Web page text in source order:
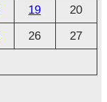
19
20
26
27